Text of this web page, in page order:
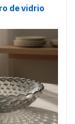
de vidrio